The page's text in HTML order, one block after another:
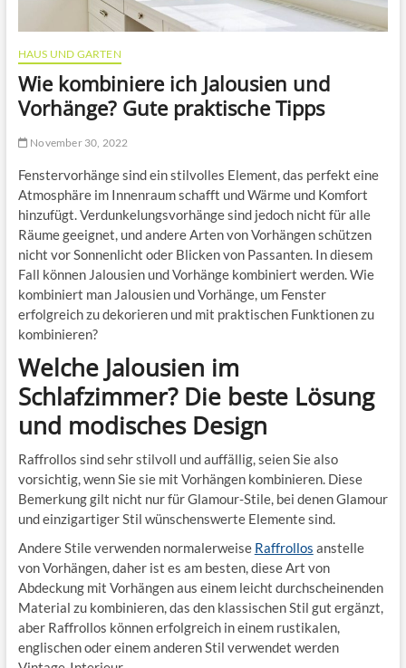
HAUS UND GARTEN
Wie kombiniere ich Jalousien und
Vorhänge? Gute praktische Tipps
November 30, 2022
Fenstervorhänge sind ein stilvolles Element, das perfekt eine
Atmosphäre im Innenraum schafft und Wärme und Komfort
hinzufügt. Verdunkelungsvorhänge sind jedoch nicht für alle
Räume geeignet, und andere Arten von Vorhängen schützen
nicht vor Sonnenlicht oder Blicken von Passanten. In diesem
Fall können Jalousien und Vorhänge kombiniert werden. Wie
kombiniert man Jalousien und Vorhänge, um Fenster
erfolgreich zu dekorieren und mit praktischen Funktionen zu
kombinieren?
Welche Jalousien im
Schlafzimmer? Die beste Lösung
und modisches Design
Raffrollos sind sehr stilvoll und auffällig, seien Sie also
vorsichtig, wenn Sie sie mit Vorhängen kombinieren. Diese
Bemerkung gilt nicht nur für Glamour-Stile, bei denen Glamour
und einzigartiger Stil wünschenswerte Elemente sind.
Andere Stile verwenden normalerweise Raffrollos anstelle
von Vorhängen, daher ist es am besten, diese Art von
Abdeckung mit Vorhängen aus einem leicht durchscheinenden
Material zu kombinieren, das den klassischen Stil gut ergänzt,
aber Raffrollos können erfolgreich in einem rustikalen,
englischen oder einem anderen Stil verwendet werden